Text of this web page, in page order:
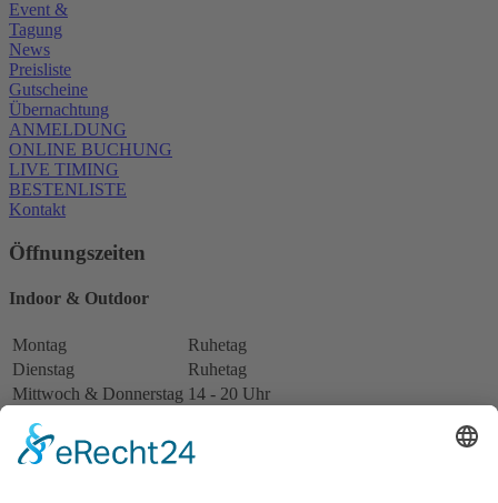
Event &
Tagung
News
Preisliste
Gutscheine
Übernachtung
ANMELDUNG
ONLINE BUCHUNG
LIVE TIMING
BESTENLISTE
Kontakt
Öffnungszeiten
Indoor & Outdoor
Montag
Ruhetag
Dienstag
Ruhetag
Mittwoch & Donnerstag 14 - 20 Uhr
Freitag
Samstag
10 - 20 Uhr
Sonntag
10 - 20 Uhr